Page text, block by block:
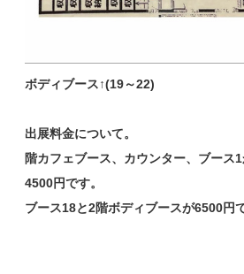
ボディブース↑(19～22)
出展料金について。
階カフェブース、カウンター、ブース
4500円です。
ブース18と2階ボディブースが6500円で